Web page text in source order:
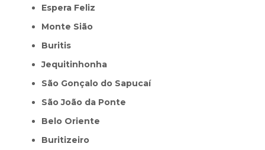
Espera Feliz
Monte Sião
Buritis
Jequitinhonha
São Gonçalo do Sapucaí
São João da Ponte
Belo Oriente
Buritizeiro